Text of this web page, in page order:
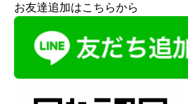
お友達追加はこちらから